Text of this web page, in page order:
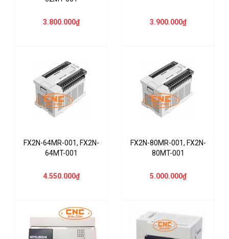
3.800.000₫ 3.900.000₫
FX2N-64MR-001, FX2N-
64MT-001
4.550.000₫
FX2N-80MR-001, FX2N-
80MT-001
5.000.000₫